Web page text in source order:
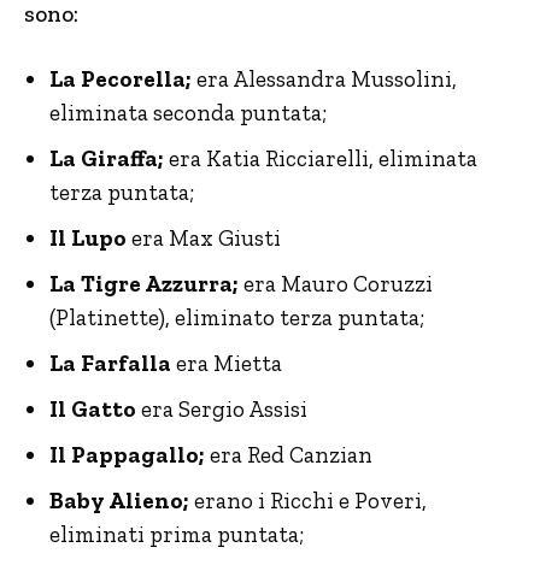
sono:
La Pecorella; era Alessandra Mussolini,
eliminata seconda puntata;
La Giraffa; era Katia Ricciarelli, eliminata
terza puntata;
Il Lupo era Max Giusti
La Tigre Azzurra; era Mauro Coruzzi
(Platinette), eliminato terza puntata;
La Farfalla era Mietta
Il Gatto era Sergio Assisi
Il Pappagallo; era Red Canzian
Baby Alieno; erano i Ricchi e Poveri,
eliminati prima puntata;